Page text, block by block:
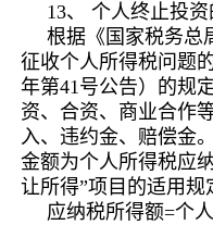
13、 个人终止投
根据《国家税务总
征收个人所得税问题
年第41号公告）的规
资、合资、商业合作
入、违约金、赔偿金
金额为个人所得税应
让所得”项目的适用规
应纳税所得额=个